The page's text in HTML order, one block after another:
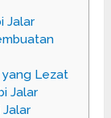
Jalar
yang Lezat
Jalar